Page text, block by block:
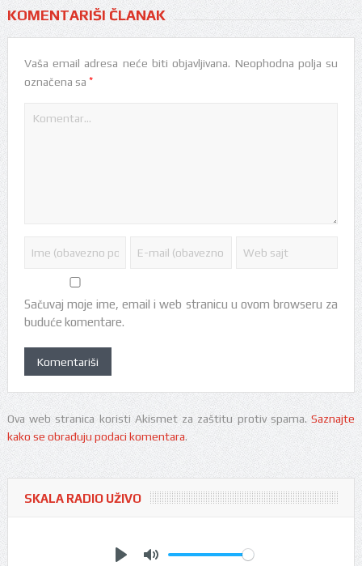
KOMENTARIŠI ČLANAK
Vaša email adresa neće biti objavljivana. Neophodna polja su
označena sa *
Sačuvaj moje ime, email i web stranicu u ovom browseru za
buduće komentare.
Ova web stranica koristi Akismet za zaštitu protiv spama.Saznajte
kako se obrađuju podaci komentara.
SKALA RADIO UŽIVO